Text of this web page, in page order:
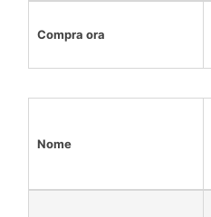
Compra ora
Nome